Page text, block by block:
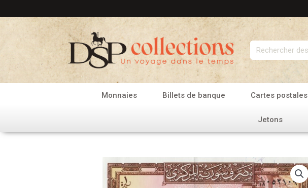
au
contenu
Rechercher
Monnaies Billets de banque Cartes postales
Jetons